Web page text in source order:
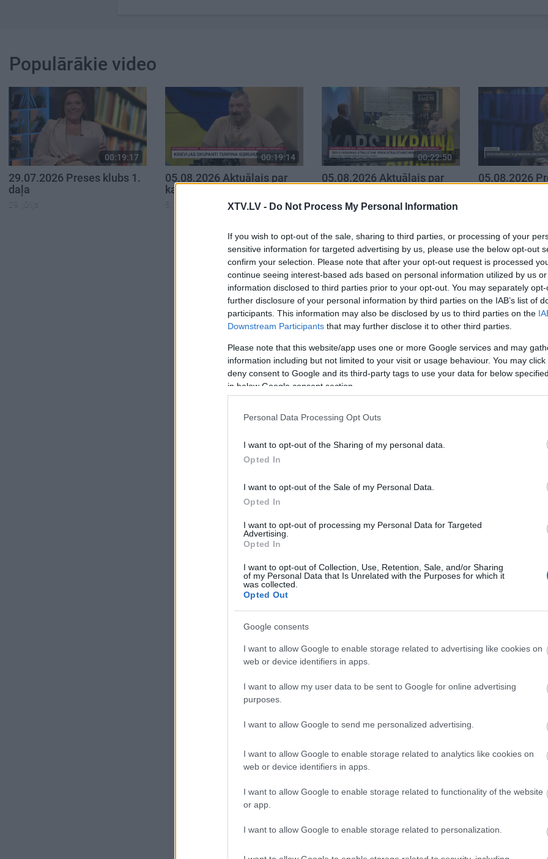
XTV.LV - Do Not Process My Personal Information
If you wish to opt-out of the sale, sharing to third parties, or processing of your
sensitive information for targeted advertising by us, please use the below opt-out
confirm your selection. Please note that after your opt-out request is processed
continue seeing interest-based ads based on personal information utilized by us
information disclosed to third parties prior to your opt-out. You may separately
further disclosure of your personal information by third parties on the IAB’s list of
participants. This information may also be disclosed by us to third parties on the
Downstream Participants that may further disclose it to other third parties.
Please note that this website/app uses one or more Google services and may
information including but not limited to your visit or usage behaviour. You may
deny consent to Google and its third-party tags to use your data for below
in below Google consent section.
Personal Data Processing Opt Outs
I want to opt-out of the Sharing of my personal data.
Opted In
I want to opt-out of the Sale of my Personal Data.
Opted In
I want to opt-out of processing my Personal Data for Targeted
Advertising.
Opted In
I want to opt-out of Collection, Use, Retention, Sale, and/or Sharing
of my Personal Data that Is Unrelated with the Purposes for which it
was collected.
Opted Out
Google consents
I want to allow Google to enable storage related to advertising like cookies on
web or device identifiers in apps.
I want to allow my user data to be sent to Google for online advertising
purposes.
I want to allow Google to send me personalized advertising.
I want to allow Google to enable storage related to analytics like cookies on
web or device identifiers in apps.
I want to allow Google to enable storage related to functionality of the website
or app.
I want to allow Google to enable storage related to personalization.
Populārākie video
00:19:17
29.07.2026 Preses klubs 1.
daļa
29. jūlijs
00:19:14
05.08.2026 Aktuālais par
karadarbību Ukrainā 1. daļa
5. augusts
00:22:50
05.08.2026 Aktuālais par
5. augusts
05.08.2026